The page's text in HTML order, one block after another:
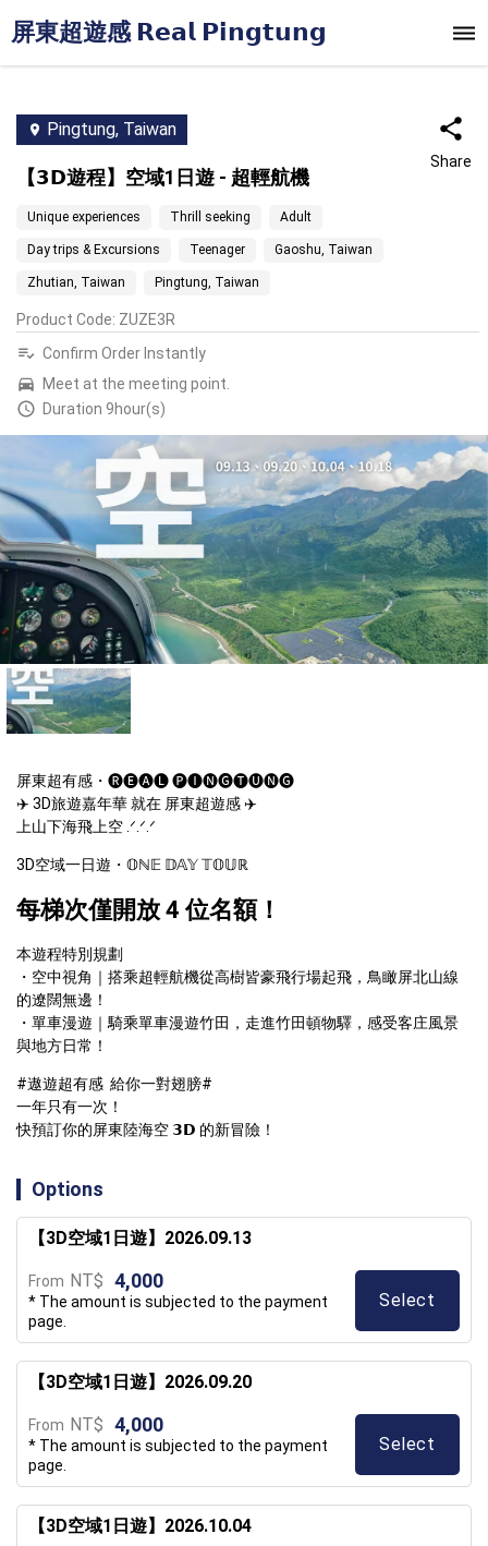
屏東超遊感 𝗥𝗲𝗮𝗹 𝗣𝗶𝗻𝗴𝘁𝘂𝗻𝗴
Pingtung, Taiwan
【𝟯𝗗遊程】空域1日遊 ‐ 超輕航機
Share
Unique experiences Thrill seeking Adult
Day trips & Excursions Teenager Gaoshu, Taiwan
Zhutian, Taiwan Pingtung, Taiwan
Product Code: ZUZE3R
Confirm Order Instantly
Meet at the meeting point.
Duration 9hour(s)
屏東超有感・🅡🅔🅐🅛 🅟🅘🅝🅖🅣🅤🅝🅖
✈️ 3D旅遊嘉年華 就在 屏東超遊感 ✈️
上山下海飛上空 .ᐟ.ᐟ.ᐟ
3D空域一日遊・𝕆ℕ𝔼 𝔻𝔸𝕐 𝕋𝕆𝕌ℝ
每梯次僅開放 4 位名額！
本遊程特別規劃
・空中視角｜搭乘超輕航機從高樹皆豪飛行場起飛，鳥瞰屏北山線
的遼闊無邊！
・單車漫遊｜騎乘單車漫遊竹田，走進竹田頓物驛，感受客庄風景
與地方日常！
#遨遊超有感  給你一對翅膀#
一年只有一次！
快預訂你的屏東陸海空 𝟯𝗗 的新冒險！
Options
【3D空域1日遊】2026.09.13
From NT$ 4,000
* The amount is subjected to the payment
page.
Select
【3D空域1日遊】2026.09.20
From NT$ 4,000
* The amount is subjected to the payment
page.
Select
【3D空域1日遊】2026.10.04